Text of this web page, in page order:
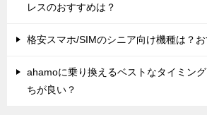
レスのおすすめは？
格安スマホ/SIMのシニア向け機種は？
ahamoに乗り換えるベストなタイミン
ちが良い？